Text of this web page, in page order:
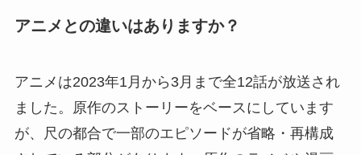
アニメとの違いはありますか？
アニメは2023年1月から3月まで全12話が放送され
ました。原作のストーリーをベースにしています
が、尺の都合で一部のエピソードが省略・再構成